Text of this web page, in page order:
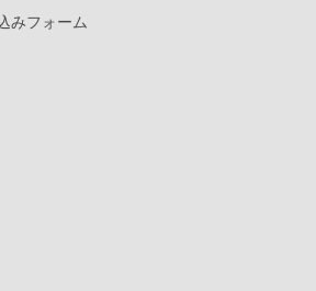
みフォーム